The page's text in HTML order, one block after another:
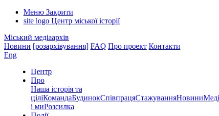
Меню Закрити
site logo Центр міської історії
Міський медіаархів
Новини [розархівування] FAQ Про проект Контакти
Eng
Центр
Про
Наша історія та
ціліКомандаБудинокСпівпрацяСтажуванняНовини
і миРозсилка